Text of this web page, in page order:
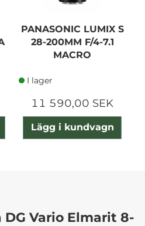
PANASONIC LUMIX S
28-200MM F/4-7.1
MACRO
I lager
11 590,00 SEK
Lägg i kundvagn
DG Vario Elmarit 8-